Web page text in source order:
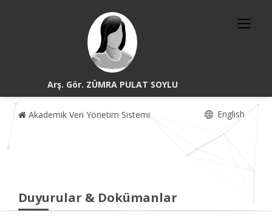
Arş. Gör. ZÜMRA PULAT SOYLU
Akademik Veri Yönetim Sistemi English
Duyurular & Dokümanlar